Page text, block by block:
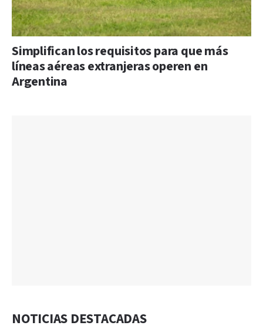
Simplifican los requisitos para que más
líneas aéreas extranjeras operen en
Argentina
NOTICIAS DESTACADAS